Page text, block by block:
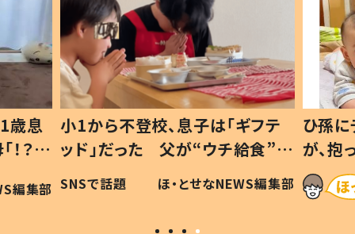
歳息
？」
編集部
小1から不登校、息子は「ギフテ
ッド」だった 父が“ウチ給食”を
作り続ける理由とは #令和の親
#令和の子
SNSで話題 ほ・とせなNEWS編集部
ひ孫
が、
「涙が
い」